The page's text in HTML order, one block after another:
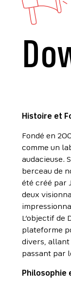
Histoire et
Fondé en
comme un
audacieuse.
berceau de
été créé par
deux
L’objectif
plateforme
divers, allant
passant par
Philosophie